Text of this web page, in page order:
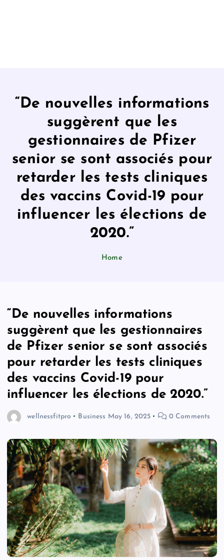
“De nouvelles informations
suggèrent que les
gestionnaires de Pfizer
senior se sont associés pour
retarder les tests cliniques
des vaccins Covid-19 pour
influencer les élections de
2020.”
Home
“De nouvelles informations
suggèrent que les gestionnaires
de Pfizer senior se sont associés
pour retarder les tests cliniques
des vaccins Covid-19 pour
influencer les élections de 2020.”
wellnessfitpro Business May 16, 2025 0 Comments